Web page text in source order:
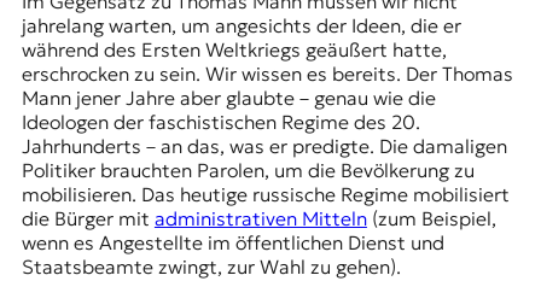
jahrelang warten, um angesichts der Ideen, die er
während des Ersten Weltkriegs geäußert hatte,
erschrocken zu sein. Wir wissen es bereits. Der Thomas
Mann jener Jahre aber glaubte – genau wie die
Ideologen der faschistischen Regime des 20.
Jahrhunderts – an das, was er predigte. Die damaligen
Politiker brauchten Parolen, um die Bevölkerung zu
mobilisieren. Das heutige russische Regime mobilisiert
die Bürger mit administrativen Mitteln(zum Beispiel,
wenn es Angestellte im öffentlichen Dienst und
Staatsbeamte zwingt, zur Wahl zu gehen).